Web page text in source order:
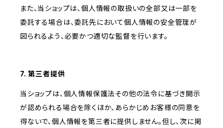
また、当ショップは、個人情報の取扱いの全部又は一部を
委託する場合は、委託先において個人情報の安全管理が
図られるよう、必要かつ適切な監督を行います。
7. 第三者提供
当ショップは、個人情報保護法その他の法令に基づき開示
が認められる場合を除くほか、あらかじめお客様の同意を
得ないで、個人情報を第三者に提供しません。但し、次に掲